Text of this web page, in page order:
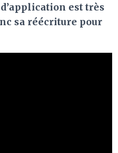
est très
sa réécriture pour